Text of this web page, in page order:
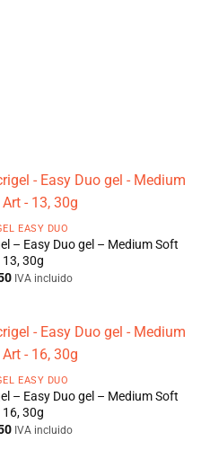
EASY DUO
– Easy Duo gel – Medium Soft
30g
IVA incluido
EASY DUO
– Easy Duo gel – Medium Soft
30g
IVA incluido